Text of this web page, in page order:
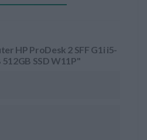
HP ProDesk 2 SFF G1i i5-
512GB SSD W11P"